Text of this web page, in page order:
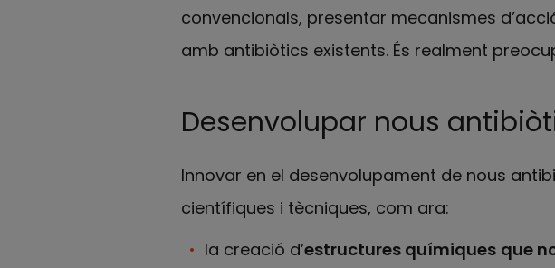
convencionals, presentar mecanismes
amb antibiòtics existents. És realment
Desenvolupar nous
Innovar en el desenvolupament de nous
científiques i tècniques, com ara:
la creació d’estructures químiques que